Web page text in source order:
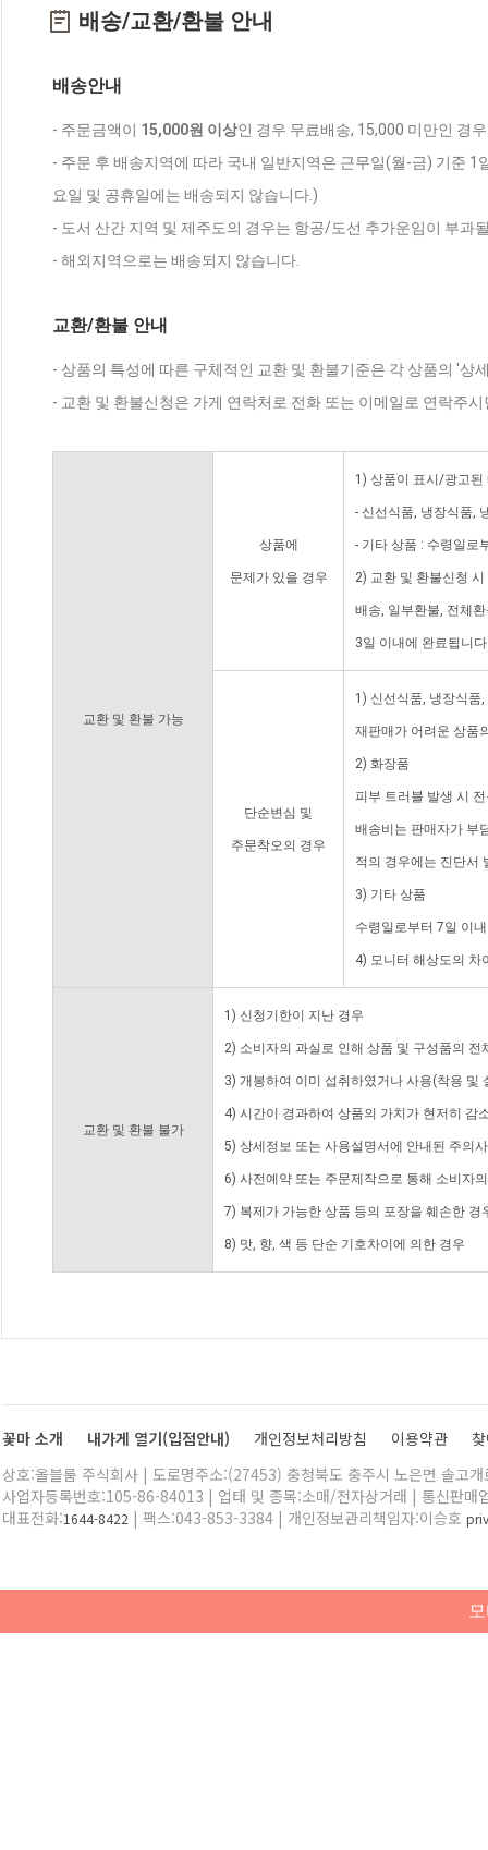
배송/교환/환불 안내
배송안내
- 주문금액이 15,000원 이상인 경우 무료배송, 15,000 미만인 경
- 주문 후 배송지역에 따라 국내 일반지역은 근무일(월-금) 기준
요일 및 공휴일에는 배송되지 않습니다.)
- 도서 산간 지역 및 제주도의 경우는 항공/도선 추가운임이 부과
- 해외지역으로는 배송되지 않습니다.
교환/환불 안내
- 상품의 특성에 따른 구체적인 교환 및 환불기준은 각 상품의 '상
- 교환 및 환불신청은 가게 연락처로 전화 또는 이메일로 연락주
교환 및 환불 가능
상품에
문제가 있을 경우
1) 상품이 표시/광고된
- 신선식품, 냉장식품,
- 기타 상품 : 수령일로
2) 교환 및 환불신청
배송, 일부환불, 전체
3일 이내에 완료됩니
단순변심 및
주문착오의 경우
1) 신선식품, 냉장식품
재판매가 어려운 상품
2) 화장품
피부 트러블 발생 시
배송비는 판매자가 부
적의 경우에는 진단서
3) 기타 상품
수령일로부터 7일 이
4) 모니터 해상도의 차
교환 및 환불 불가
1) 신청기한이 지난 경우
2) 소비자의 과실로 인해 상품 및 구성품의
3) 개봉하여 이미 섭취하였거나 사용(착용 및
4) 시간이 경과하여 상품의 가치가 현저히 감
5) 상세정보 또는 사용설명서에 안내된 주의
6) 사전예약 또는 주문제작으로 통해 소비자
7) 복제가 가능한 상품 등의 포장을 훼손한 경
8) 맛, 향, 색 등 단순 기호차이에 의한 경우
꽃마 소개 내가게 열기(입점안내) 개인정보처리방침 이용약관
상호:올블룸 주식회사 | 도로명주소:(27453) 충청북도 충주시 노은면 솔고
사업자등록번호:105-86-84013 | 업태 및 종목:소매/전자상거래 | 통신판매
대표전화:1644-8422 | 팩스:043-853-3384 | 개인정보관리책임자:이승호